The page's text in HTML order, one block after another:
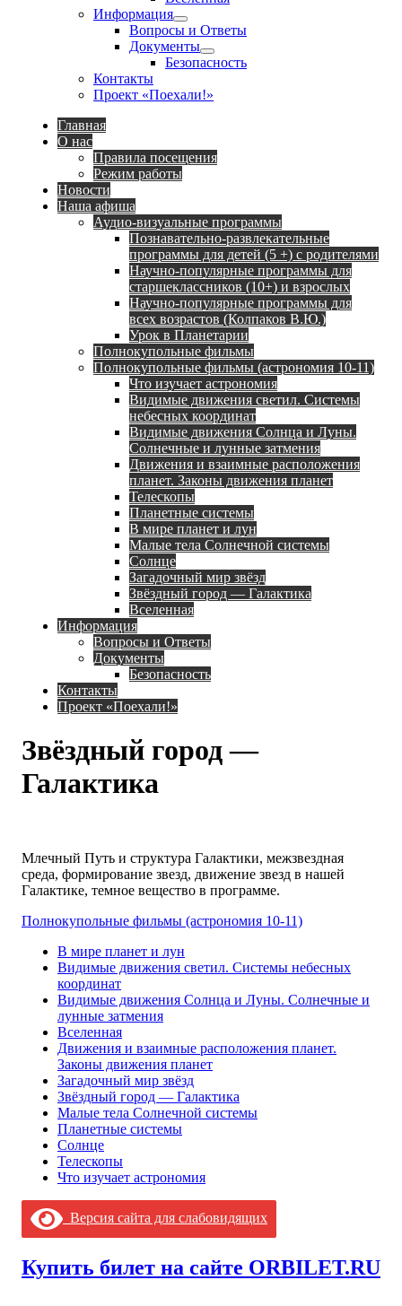
Информация
Show
sub
menu
Вопросы и Ответы
Документы
Show
sub
Безопасность
Контакты
Проект «Поехали!»
Главная
О нас
Правила посещения
Режим работы
Новости
Наша афиша
Аудио-визуальные программы
Познавательно-развлекательные
программы для детей (5 +) с родителями
Научно-популярные программы для
старшеклассников (10+) и взрослых
Научно-популярные программы для
всех возрастов (Колпаков В.Ю.)
Урок в Планетарии
Полнокупольные фильмы
Полнокупольные фильмы (астрономия 10-11)
Что изучает астрономия
Видимые движения светил. Системы
небесных координат
Видимые движения Солнца и Луны.
Солнечные и лунные затмения
Движения и взаимные расположения
планет. Законы движения планет
Телескопы
Планетные системы
В мире планет и лун
Малые тела Солнечной системы
Солнце
Загадочный мир звёзд
Звёздный город — Галактика
Вселенная
Информация
Вопросы и Ответы
Документы
Безопасность
Контакты
Проект «Поехали!»
Звёздный город —
Галактика
Млечный Путь и структура Галактики, межзвездная
среда, формирование звезд, движение звезд в нашей
Галактике, темное вещество в программе.
Полнокупольные фильмы (астрономия 10-11)
В мире планет и лун
Видимые движения светил. Системы небесных
координат
Видимые движения Солнца и Луны. Солнечные и
лунные затмения
Вселенная
Движения и взаимные расположения планет.
Законы движения планет
Загадочный мир звёзд
Звёздный город — Галактика
Малые тела Солнечной системы
Планетные системы
Солнце
Телескопы
Что изучает астрономия
Версия сайта для слабовидящих
Купить билет на сайте ORBILET.RU